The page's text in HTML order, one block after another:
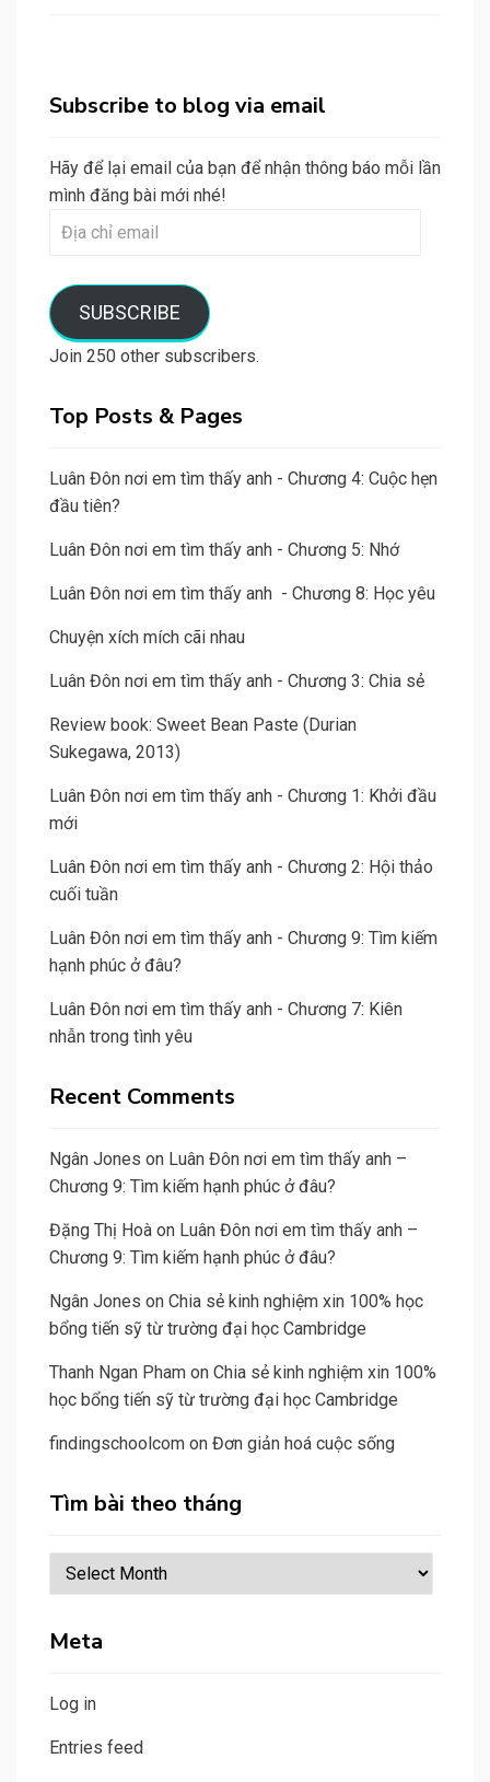
Subscribe to blog via email
Hãy để lại email của bạn để nhận thông báo mỗi lần
mình đăng bài mới nhé!
Địa
SUBSCRIBE
Join 250 other subscribers.
Top Posts & Pages
Luân Đôn nơi em tìm thấy anh - Chương 4: Cuộc hẹn
đầu tiên?
Luân Đôn nơi em tìm thấy anh - Chương 5: Nhớ
Luân Đôn nơi em tìm thấy anh - Chương 8: Học yêu
Chuyện xích mích cãi nhau
Luân Đôn nơi em tìm thấy anh - Chương 3: Chia sẻ
Review book: Sweet Bean Paste (Durian
Sukegawa, 2013)
Luân Đôn nơi em tìm thấy anh - Chương 1: Khởi đầu
mới
Luân Đôn nơi em tìm thấy anh - Chương 2: Hội thảo
cuối tuần
Luân Đôn nơi em tìm thấy anh - Chương 9: Tìm kiếm
hạnh phúc ở đâu?
Luân Đôn nơi em tìm thấy anh - Chương 7: Kiên
nhẫn trong tình yêu
Recent Comments
Ngân Jones on Luân Đôn nơi em tìm thấy anh –
Chương 9: Tìm kiếm hạnh phúc ở đâu?
Đặng Thị Hoà on Luân Đôn nơi em tìm thấy anh –
Chương 9: Tìm kiếm hạnh phúc ở đâu?
Ngân Jones on Chia sẻ kinh nghiệm xin 100% học
bổng tiến sỹ từ trường đại học Cambridge
Thanh Ngan Pham on Chia sẻ kinh nghiệm xin 100%
học bổng tiến sỹ từ trường đại học Cambridge
findingschoolcom on Đơn giản hoá cuộc sống
Tìm bài theo tháng
Tìm
bài
tháng
Meta
Log in
Entries feed